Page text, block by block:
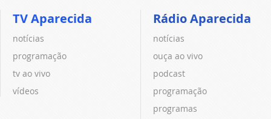
TV Aparecida
notícias
programação
tv ao vivo
vídeos
Rádio Aparecida
notícias
ouça ao vivo
podcast
programação
programas